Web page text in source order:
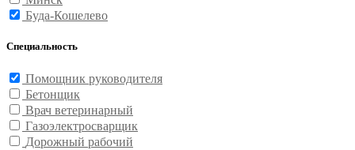
Буда-Кошелево
Специальность
Помощник руководителя
Бетонщик
Врач ветеринарный
Газоэлектросварщик
Дорожный рабочий